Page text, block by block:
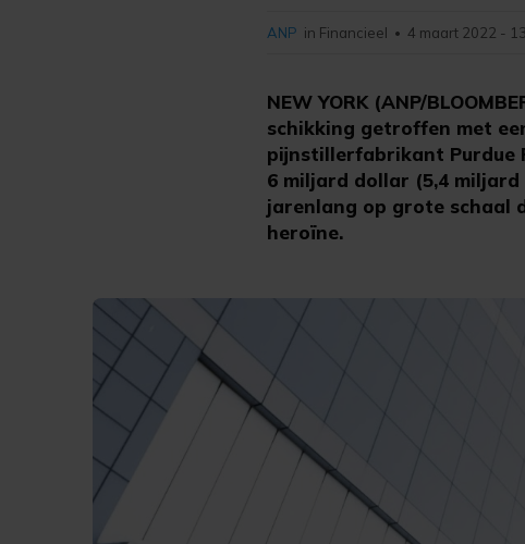
NEW YORK (ANP/
schikking getroffen met
pijnstillerfabrikant Purdue
6 miljard dollar (5,4
jarenlang op grote schaal
heroïne.
ANP in Financieel • 4 maart 2022 -